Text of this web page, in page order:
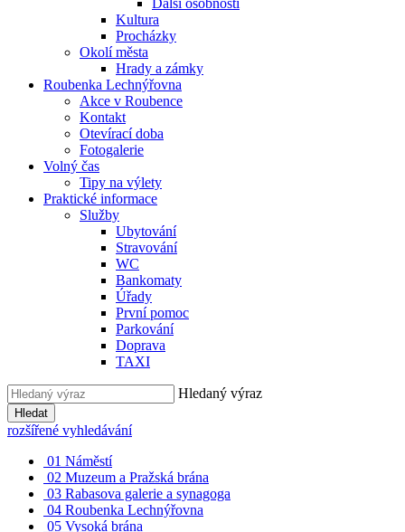
Další osobnosti
Kultura
Procházky
Okolí města
Hrady a zámky
Roubenka Lechnýřovna
Akce v Roubence
Kontakt
Otevírací doba
Fotogalerie
Volný čas
Tipy na výlety
Praktické informace
Služby
Ubytování
Stravování
WC
Bankomaty
Úřady
První pomoc
Parkování
Doprava
TAXI
Hledaný výraz
Hledat
rozšířené vyhledávání
01 Náměstí
02 Muzeum a Pražská brána
03 Rabasova galerie a synagoga
04 Roubenka Lechnýřovna
05 Vysoká brána